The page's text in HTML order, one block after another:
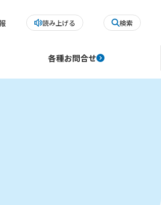
読み上げる 検索
各種お問合せ